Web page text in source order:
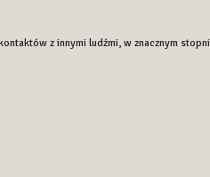
z innymi ludźmi, w znacznym